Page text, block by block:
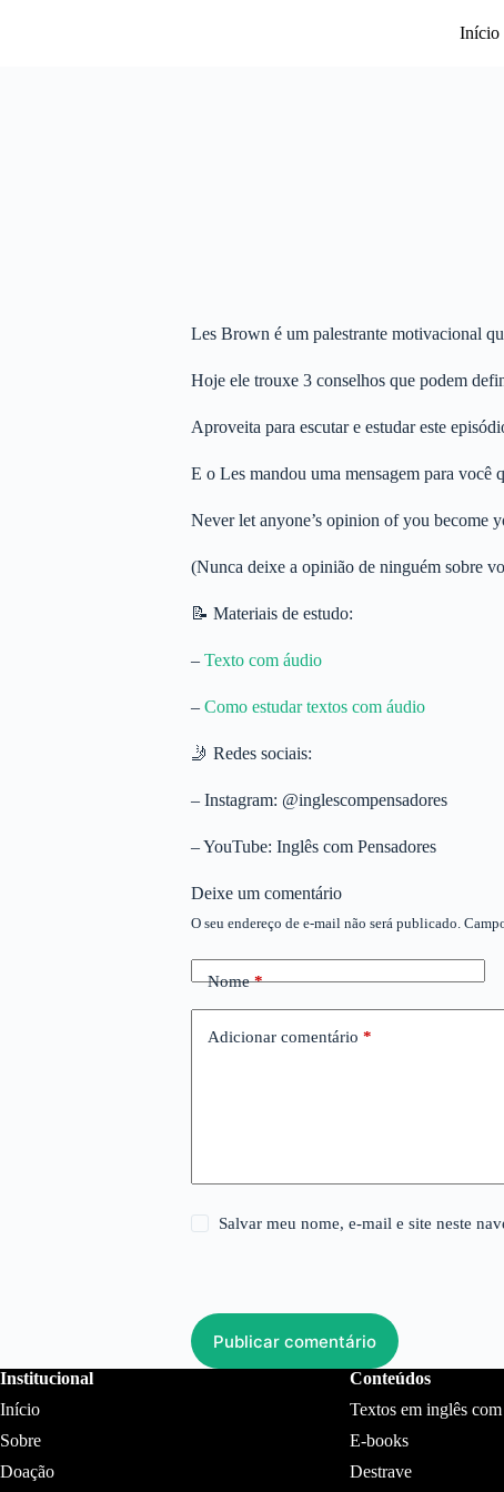
Início
Les Brown é um palestrante motivacional
Hoje ele trouxe 3 conselhos que podem
Aproveita para escutar e estudar este
E o Les mandou uma mensagem para você
Never let anyone’s opinion of you become
(Nunca deixe a opinião de ninguém sobre
📝 Materiais de estudo:
– Texto com áudio
– Como estudar textos com áudio
🤳 Redes sociais:
– Instagram: @inglescompensadores
– YouTube: Inglês com Pensadores
Deixe um comentário
O seu endereço de e-mail não será publicado.
Nome*
Adicionar comentário *
Salvar meu nome, e-mail e site neste
Publicar comentário
Institucional
Início
Sobre
Doação
Conteúdos
Textos em inglês
E-books
Destrave